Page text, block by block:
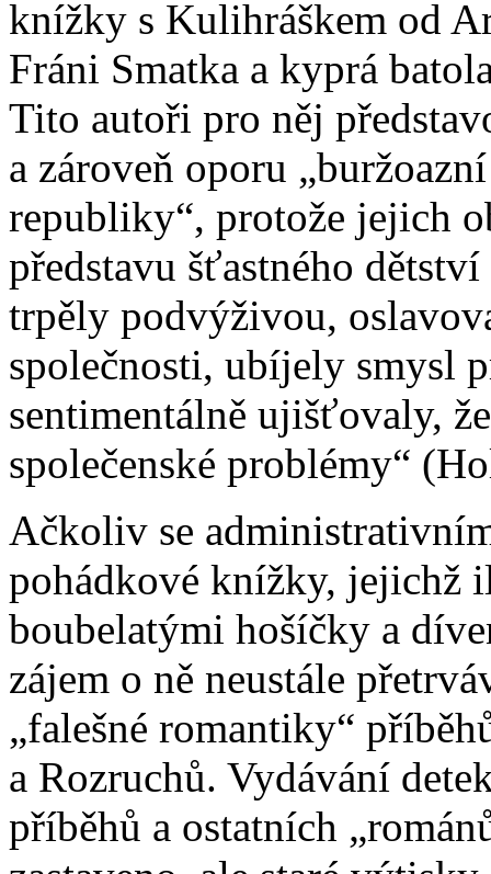
knížky s Kulihráškem od
Fráni Smatka a kyprá
Tito autoři pro něj
a zároveň oporu
republiky“, protože jejich
představu šťastného
trpěly podvýživou,
společnosti, ubíjely smysl
sentimentálně ujišťovaly,
společenské problémy“
Ačkoliv se
pohádkové knížky, jejichž
boubelatými hošíčky a
zájem o ně neustále
„falešné romantiky“
a Rozruchů. Vydávání
příběhů a ostatních